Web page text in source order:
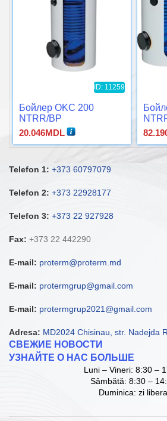
ID: 11259
Бойлер OKC 200
NTRR/BP
20.046MDL
Telefon 1: +373 60797079
Telefon 2: +373 22928177
Telefon 3: +373 22 927928
Fax: +373 22 442290
E-mail: proterm@proterm.md
E-mail: protermgrup@gmail.com
E-mail: protermgrup2021@gmail.com
Adresa: MD2024 Chisinau, str. Nadejda
СВЕЖИЕ НОВОСТИ
УЗНАЙТЕ О НАС БОЛЬШЕ
Luni – Vineri: 8:30 –
Sâmbătă: 8:30 –
Duminica: zi libera